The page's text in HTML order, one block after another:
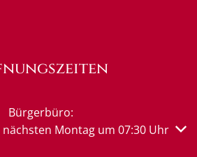
Bürgerbüro:
oder Schließzeiten
Montag um 07:30 Uhr